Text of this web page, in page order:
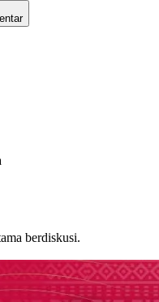
berdiskusi.